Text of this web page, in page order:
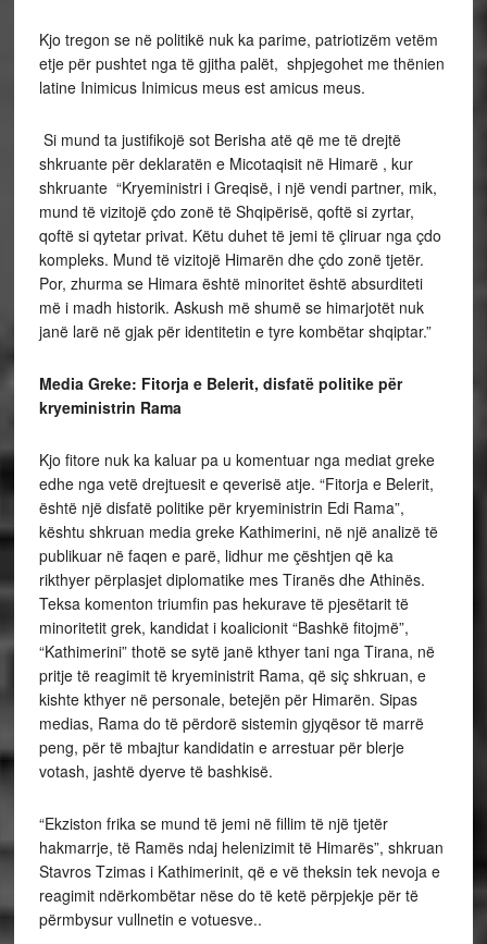
Kjo tregon se në politikë nuk ka parime, patriotizëm vetëm
etje për pushtet nga të gjitha palët, shpjegohet me thënien
latine Inimicus Inimicus meus est amicus meus.
Si mund ta justifikojë sot Berisha atë që me të drejtë
shkruante për deklaratën e Micotaqisit në Himarë , kur
shkruante “Kryeministri i Greqisë, i një vendi partner, mik,
mund të vizitojë çdo zonë të Shqipërisë, qoftë si zyrtar,
qoftë si qytetar privat. Këtu duhet të jemi të çliruar nga çdo
kompleks. Mund të vizitojë Himarën dhe çdo zonë tjetër.
Por, zhurma se Himara është minoritet është absurditeti
më i madh historik. Askush më shumë se himarjotët nuk
janë larë në gjak për identitetin e tyre kombëtar shqiptar.”
Media Greke: Fitorja e Belerit, disfatë politike për
kryeministrin Rama
Kjo fitore nuk ka kaluar pa u komentuar nga mediat greke
edhe nga vetë drejtuesit e qeverisë atje. “Fitorja e Belerit,
është një disfatë politike për kryeministrin Edi Rama”,
kështu shkruan media greke Kathimerini, në një analizë të
publikuar në faqen e parë, lidhur me çështjen që ka
rikthyer përplasjet diplomatike mes Tiranës dhe Athinës.
Teksa komenton triumfin pas hekurave të pjesëtarit të
minoritetit grek, kandidat i koalicionit “Bashkë fitojmë”,
“Kathimerini” thotë se sytë janë kthyer tani nga Tirana, në
pritje të reagimit të kryeministrit Rama, që siç shkruan, e
kishte kthyer në personale, betejën për Himarën. Sipas
medias, Rama do të përdorë sistemin gjyqësor të marrë
peng, për të mbajtur kandidatin e arrestuar për blerje
votash, jashtë dyerve të bashkisë.
“Ekziston frika se mund të jemi në fillim të një tjetër
hakmarrje, të Ramës ndaj helenizimit të Himarës”, shkruan
Stavros Tzimas i Kathimerinit, që e vë theksin tek nevoja e
reagimit ndërkombëtar nëse do të ketë përpjekje për të
përmbysur vullnetin e votuesve..